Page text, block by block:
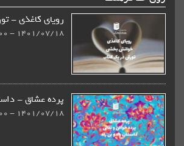
رویای کاغذی - تورقی در یک
1401/07/18 - 00:00
پرده عشاق - داستان راه و بی
1401/07/18 - 00:00